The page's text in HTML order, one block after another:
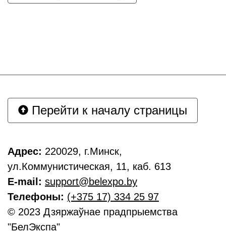
Перейти к началу страницы
Адрес: 220029, г.Минск,
ул.Коммунистическая, 11, каб. 613
E-mail: support@belexpo.by
Телефоны: (+375 17) 334 25 97
© 2023 Дзяржаўнае прадпрыемства
"БелЭкспа"